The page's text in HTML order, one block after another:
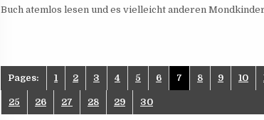
Buch atemlos lesen und es vielleicht anderen
Pages: 1 2 3 4 5 6 7 8 9 10
25 26 27 28 29 30